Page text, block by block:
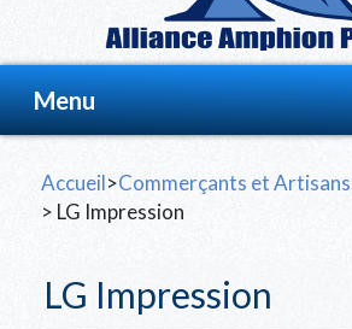
Menu
Accueil>Commerçants et Artisans
> LG Impression
LG Impression